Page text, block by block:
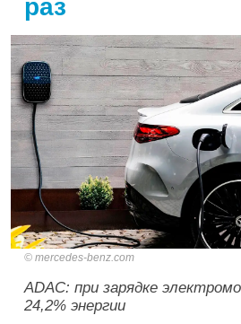
раз
mercedes-benz.com
ADAC: при зарядке
24,2% энергии